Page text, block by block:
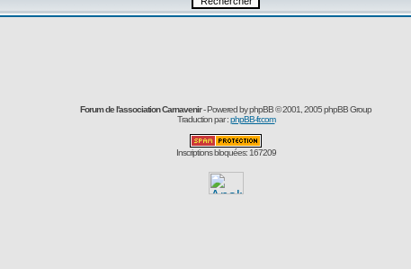
Forum de l'association Carnavenir- Powered byphpBB© 2001, 2005 phpBB Group
Traduction par :phpBB-fr.com
Inscriptions bloquées: 167209